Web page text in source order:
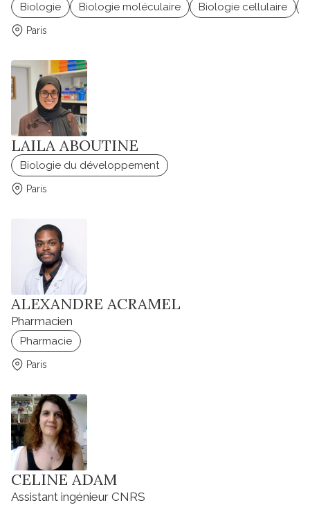
Biologie Biologie moléculaire Biologie cellulaire
Paris
LAILA ABOUTINE
Biologie du développement
Paris
ALEXANDRE ACRAMEL
Pharmacien
Pharmacie
Paris
CELINE ADAM
Assistant ingénieur CNRS